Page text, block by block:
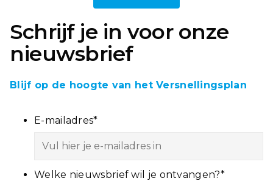
Schrijf je in voor onze
nieuwsbrief
Blijf op de hoogte van het Versnellingsplan
E-mailadres*
Welke nieuwsbrief wil je ontvangen?*